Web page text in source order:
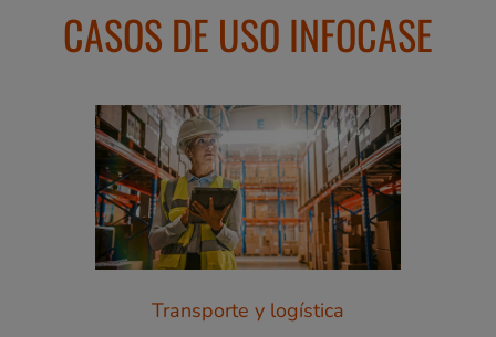
CASOS DE USO INFOCASE
Transporte y logística